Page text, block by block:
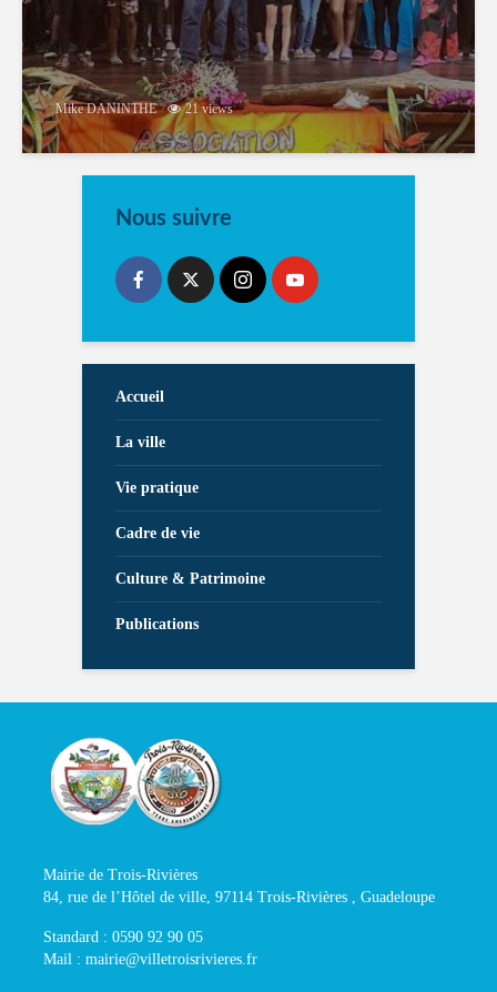
Mike DANINTHE 21 views
Nous suivre
Accueil
La ville
Vie pratique
Cadre de vie
Culture & Patrimoine
Publications
Mairie de Trois-Rivières
84, rue de l’Hôtel de ville, 97114 Trois-Rivières , Guadeloupe
Standard : 0590 92 90 05
Mail : mairie@villetroisrivieres.fr